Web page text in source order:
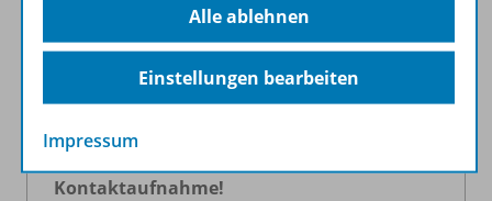
Borutova, Melanie Carafa, Rebecca Kaufmann,
Jasmin Meier
Kontaktaufnahme!
Alle ablehnen
Einstellungen bearbeiten
Impressum